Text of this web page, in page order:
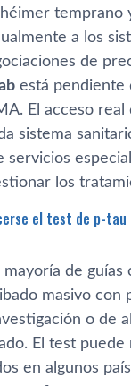
temprano
a los
de
está pendiente
El acceso real
sistema
servicios
los
el test de p-
mayoría de guías
masivo con
o de
El test puede
en algunos